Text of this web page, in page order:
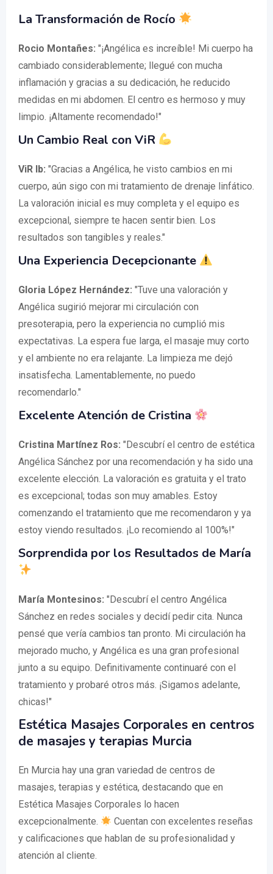
La Transformación de Rocío
Rocio Montañes: "¡Angélica es increíble! Mi cuerpo ha
cambiado considerablemente; llegué con mucha
inflamación y gracias a su dedicación, he reducido
medidas en mi abdomen. El centro es hermoso y muy
limpio. ¡Altamente recomendado!"
Un Cambio Real con ViR
ViR Ib: "Gracias a Angélica, he visto cambios en mi
cuerpo, aún sigo con mi tratamiento de drenaje linfático.
La valoración inicial es muy completa y el equipo es
excepcional, siempre te hacen sentir bien. Los
resultados son tangibles y reales."
Una Experiencia Decepcionante
Gloria López Hernández: "Tuve una valoración y
Angélica sugirió mejorar mi circulación con
presoterapia, pero la experiencia no cumplió mis
expectativas. La espera fue larga, el masaje muy corto
y el ambiente no era relajante. La limpieza me dejó
insatisfecha. Lamentablemente, no puedo
recomendarlo."
Excelente Atención de Cristina
Cristina Martínez Ros: "Descubrí el centro de estética
Angélica Sánchez por una recomendación y ha sido una
excelente elección. La valoración es gratuita y el trato
es excepcional; todas son muy amables. Estoy
comenzando el tratamiento que me recomendaron y ya
estoy viendo resultados. ¡Lo recomiendo al 100%!"
Sorprendida por los Resultados de María
María Montesinos: "Descubrí el centro Angélica
Sánchez en redes sociales y decidí pedir cita. Nunca
pensé que vería cambios tan pronto. Mi circulación ha
mejorado mucho, y Angélica es una gran profesional
junto a su equipo. Definitivamente continuaré con el
tratamiento y probaré otros más. ¡Sigamos adelante,
chicas!"
Estética Masajes Corporales en centros
de masajes y terapias Murcia
En Murcia hay una gran variedad de centros de
masajes, terapias y estética, destacando que en
Estética Masajes Corporales lo hacen
excepcionalmente.
Cuentan con excelentes reseñas
y calificaciones que hablan de su profesionalidad y
atención al cliente.